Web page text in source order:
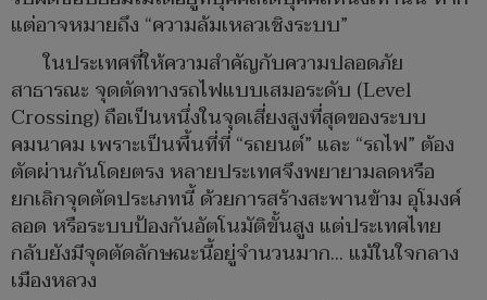
แต่อาจหมายถึง “ความล้มเหลวเชิงระบบ”
ในประเทศที่ให้ความสำคัญกับความปลอดภัย
สาธารณะ จุดตัดทางรถไฟแบบเสมอระดับ (Level
Crossing) ถือเป็นหนึ่งในจุดเสี่ยงสูงที่สุดของระบบ
คมนาคม เพราะเป็นพื้นที่ที่ “รถยนต์” และ “รถไฟ” ต้อง
ตัดผ่านกันโดยตรง หลายประเทศจึงพยายามลดหรือ
ยกเลิกจุดตัดประเภทนี้ ด้วยการสร้างสะพานข้าม อุโมงค์
ลอด หรือระบบป้องกันอัตโนมัติขั้นสูง แต่ประเทศไทย
กลับยังมีจุดตัดลักษณะนี้อยู่จำนวนมาก... แม้ในใจกลาง
เมืองหลวง